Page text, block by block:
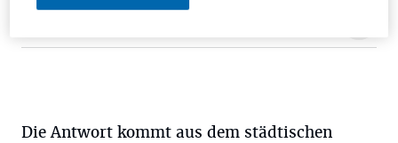
Die Antwort kommt aus dem städtischen